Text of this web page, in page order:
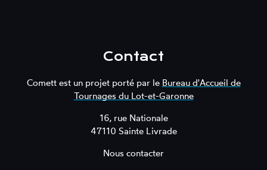
Contact
Comett est un projet porté par le Bureau d'Accueil de
Tournages du Lot-et-Garonne
16, rue Nationale
47110 Sainte Livrade
Nous contacter